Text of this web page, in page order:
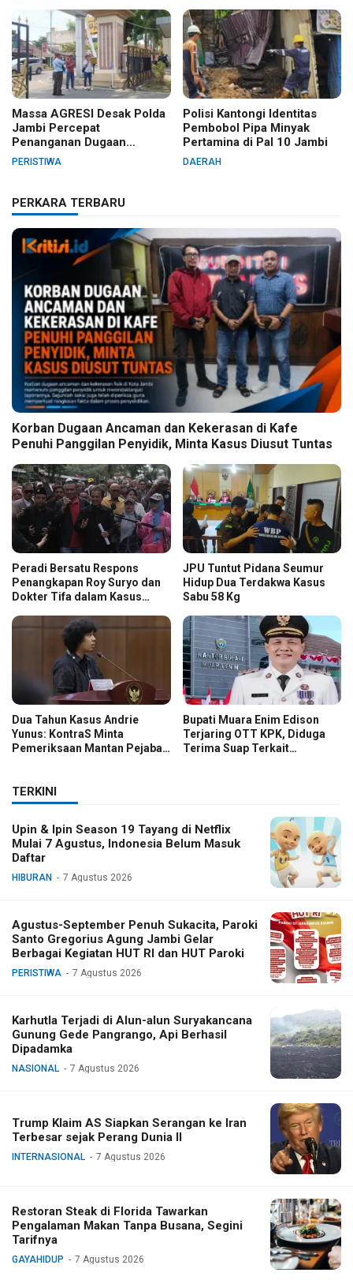
Massa AGRESI Desak Polda
Jambi Percepat
Penanganan Dugaan
Pelanggaran Hak Cipta Buku
PERISTIWA
Polisi Kantongi Identitas
Pembobol Pipa Minyak
Pertamina di Pal 10 Jambi
DAERAH
PERKARA TERBARU
Korban Dugaan Ancaman dan Kekerasan di Kafe
Penuhi Panggilan Penyidik, Minta Kasus Diusut Tuntas
Peradi Bersatu Respons
Penangkapan Roy Suryo dan
Dokter Tifa dalam Kasus
JPU Tuntut Pidana Seumur
Hidup Dua Terdakwa Kasus
Sabu 58 Kg
Dua Tahun Kasus Andrie
Yunus: KontraS Minta
Pemeriksaan Mantan Pejabat
Bupati Muara Enim Edison
Terjaring OTT KPK, Diduga
Terima Suap Terkait
TERKINI
Upin & Ipin Season 19 Tayang di Netflix
Mulai 7 Agustus, Indonesia Belum Masuk
Daftar
HIBURAN 7 Agustus 2026
Agustus-September Penuh Sukacita, Paroki
Santo Gregorius Agung Jambi Gelar
Berbagai Kegiatan HUT RI dan HUT Paroki
PERISTIWA 7 Agustus 2026
Karhutla Terjadi di Alun-alun Suryakancana
Gunung Gede Pangrango, Api Berhasil
Dipadamka
NASIONAL 7 Agustus 2026
Trump Klaim AS Siapkan Serangan ke Iran
Terbesar sejak Perang Dunia II
INTERNASIONAL 7 Agustus 2026
Restoran Steak di Florida Tawarkan
Pengalaman Makan Tanpa Busana, Segini
Tarifnya
GAYAHIDUP 7 Agustus 2026